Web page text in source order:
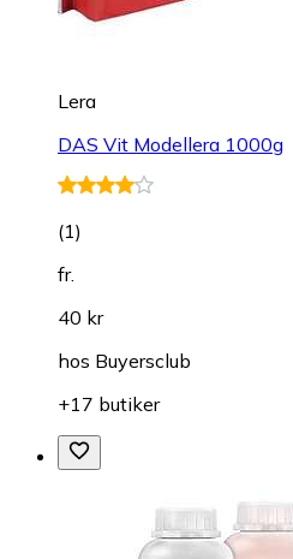
Lera
DAS Vit Modellera 1000g
(1)
fr.
40 kr
hos Buyersclub
+17 butiker